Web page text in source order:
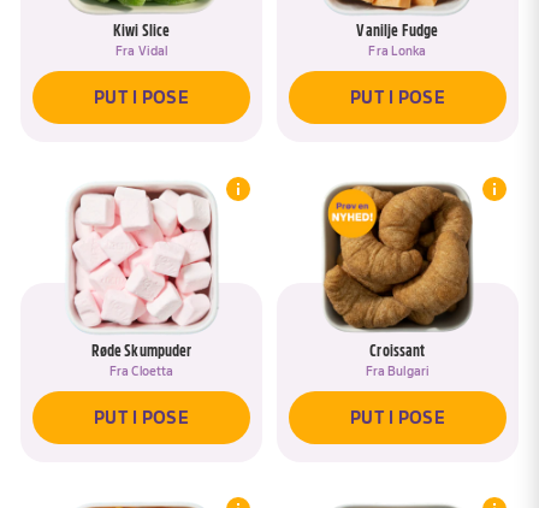
Kiwi Slice
Fra Vidal
PUT I POSE
Vanilje Fudge
Fra Lonka
PUT I POSE
Røde Skumpuder
FraCloetta
PUT I POSE
Croissant
Fra Bulgari
PUT I POSE